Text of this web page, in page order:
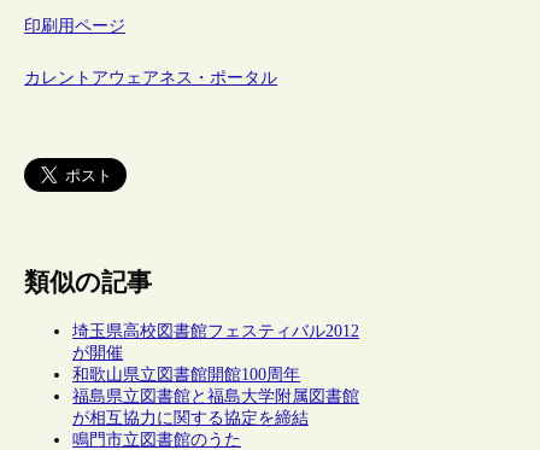
印刷用ページ
カレントアウェアネス・ポータル
類似の記事
埼玉県高校図書館フェスティバル2012
が開催
和歌山県立図書館開館100周年
福島県立図書館と福島大学附属図書館
が相互協力に関する協定を締結
鳴門市立図書館のうた